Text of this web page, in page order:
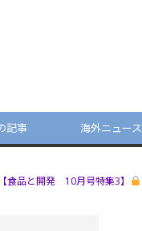
記事 海外ニュース
食品と開発 10月号特集3】